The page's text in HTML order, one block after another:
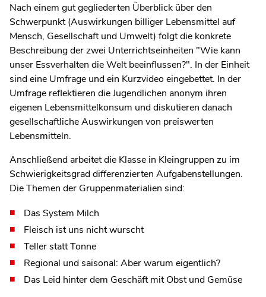
Nach einem gut gegliederten Überblick über den
Schwerpunkt (Auswirkungen billiger Lebensmittel auf
Mensch, Gesellschaft und Umwelt) folgt die konkrete
Beschreibung der zwei Unterrichtseinheiten "Wie kann
unser Essverhalten die Welt beeinflussen?". In der Einheit
sind eine Umfrage und ein Kurzvideo eingebettet. In der
Umfrage reflektieren die Jugendlichen anonym ihren
eigenen Lebensmittelkonsum und diskutieren danach
gesellschaftliche Auswirkungen von preiswerten
Lebensmitteln.
Anschließend arbeitet die Klasse in Kleingruppen zu im
Schwierigkeitsgrad differenzierten Aufgabenstellungen.
Die Themen der Gruppenmaterialien sind:
Das System Milch
Fleisch ist uns nicht wurscht
Teller statt Tonne
Regional und saisonal: Aber warum eigentlich?
Das Leid hinter dem Geschäft mit Obst und Gemüse